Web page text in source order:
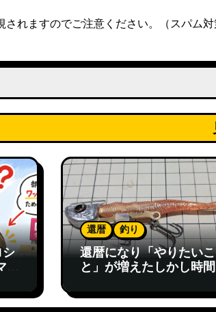
れますのでご注意ください。（スパム対
シ
還暦 釣り
還暦になり「やりたいこ
と」が増えたしかし時間
てみた